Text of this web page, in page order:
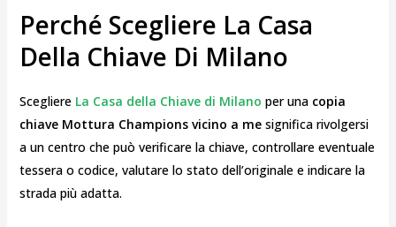
Perché Scegliere La Casa
Della Chiave Di Milano
Scegliere La Casa della Chiave di Milano per una copia
chiave Mottura Champions vicino a mesignifica rivolgersi
a un centro che può verificare la chiave, controllare eventuale
tessera o codice, valutare lo stato dell’originale e indicare la
strada più adatta.